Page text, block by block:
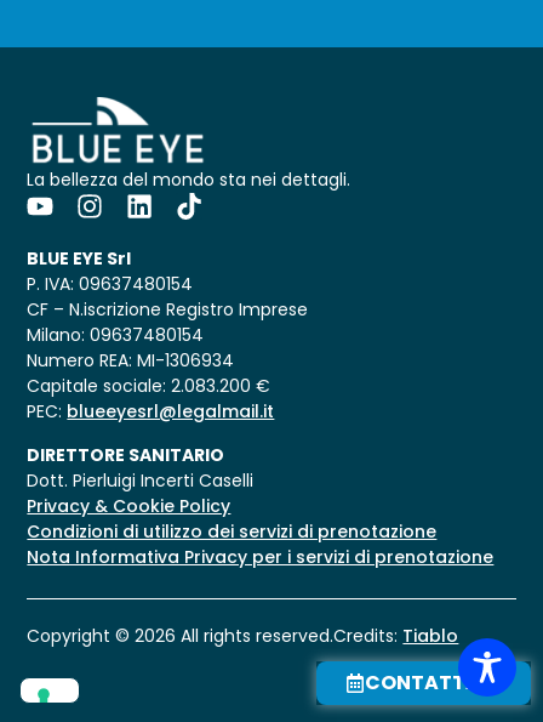
CONTATTACI
La bellezza del mondo sta nei dettagli.
BLUE EYE Srl
P. IVA: 09637480154
CF – N.iscrizione Registro Imprese
Milano: 09637480154
Numero REA: MI-1306934
Capitale sociale: 2.083.200 €
PEC: blueeyesrl@legalmail.it
DIRETTORE SANITARIO
Dott. Pierluigi Incerti Caselli
Privacy & Cookie Policy
Condizioni di utilizzo dei servizi di prenotazione
Nota Informativa Privacy per i servizi di prenotazione
Copyright © 2026 All rights reserved.Credits: Tiablo